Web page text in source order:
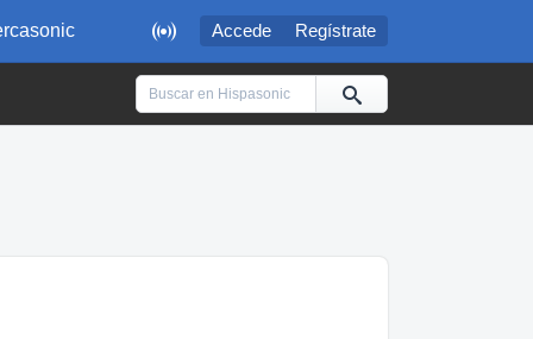
 Accede Regístrate